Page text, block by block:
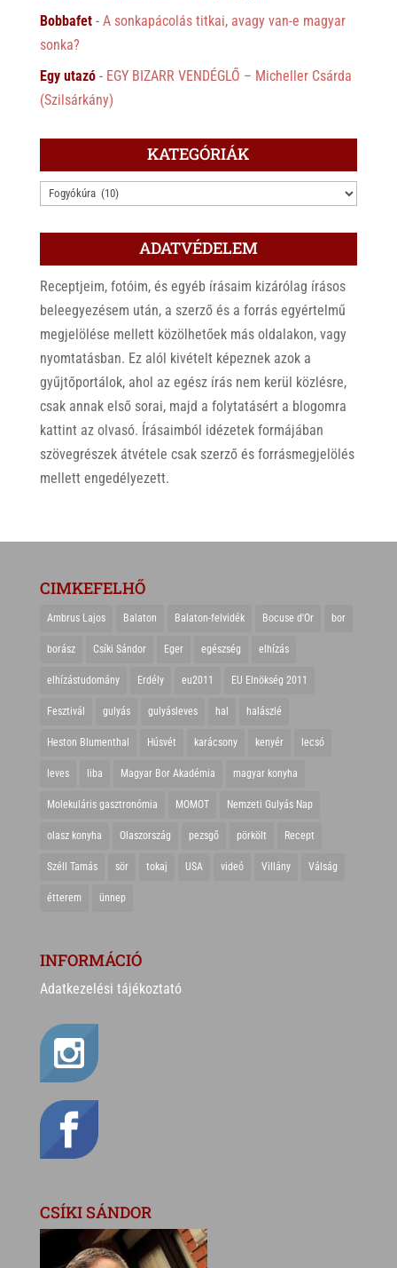
Bobbafet- A sonkapácolás titkai, avagy van-e magyar
sonka?
Egy utazó- EGY BIZARR VENDÉGLŐ – Micheller Csárda
(Szilsárkány)
KATEGÓRIÁK
KATEGÓRIÁK
ADATVÉDELEM
Receptjeim, fotóim, és egyéb írásaim kizárólag írásos
beleegyezésem után, a szerző és a forrás egyértelmű
megjelölése mellett közölhetőek más oldalakon, vagy
nyomtatásban. Ez alól kivételt képeznek azok a
gyűjtőportálok, ahol az egész írás nem kerül közlésre,
csak annak első sorai, majd a folytatásért a blogomra
kattint az olvasó. Írásaimból idézetek formájában
szövegrészek átvétele csak szerző és forrásmegjelölés
mellett engedélyezett.
CIMKEFELHŐ
Ambrus Lajos Balaton Balaton-felvidék Bocuse d'Or bor
borász Csíki Sándor Eger egészség elhízás
elhízástudomány Erdély eu2011 EU Elnökség 2011
Fesztivál gulyás gulyásleves hal halászlé
Heston Blumenthal Húsvét karácsony kenyér lecsó
leves liba Magyar Bor Akadémia magyar konyha
Molekuláris gasztronómia MOMOT Nemzeti Gulyás Nap
olasz konyha Olaszország pezsgő pörkölt Recept
Széll Tamás sör tokaj USA videó Villány Válság
étterem ünnep
INFORMÁCIÓ
Adatkezelési tájékoztató
CSÍKI SÁNDOR